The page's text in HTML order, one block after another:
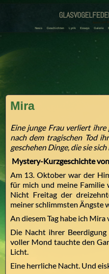
Amanda und
News Geschichten Lyrik Essays Galerie
Mira
Eine junge Frau verliert
nach dem tragischen Tod
geschehen Dinge, die sie
Mystery-Kurzgeschichte
Am 13. Oktober war der
für mich und meine Familie
Nicht Freitag der
meiner schlimmsten Ängste
An diesem Tag habe ich Mira
Die Nacht ihrer
voller Mond tauchte den
Licht.
Eine herrliche Nacht. Und